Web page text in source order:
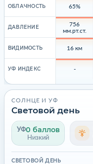
ОБЛАЧНОСТЬ
ДАВЛЕНИЕ
ВИДИМОСТЬ
УФ ИНДЕКС
65%
756
мм.рт.ст.
16 км
-
СОЛНЦЕ И УФ
Световой день
УФ0 баллов
Низкий
СВЕТОВОЙ ДЕНЬ